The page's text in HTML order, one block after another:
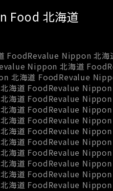
Food 北海道
FoodRevalue Nippon 北
Nippon 北海道
北海道 FoodRevalue
海道 FoodRevalue
海道 FoodRevalue
海道 FoodRevalue
海道 FoodRevalue
海道 FoodRevalue
海道 FoodRevalue
海道 FoodRevalue
海道 FoodRevalue
海道 FoodRevalue
海道 FoodRevalue